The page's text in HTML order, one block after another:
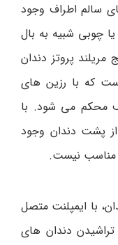
سالم اطراف وجود
چوبی شبیه به بال
پروتز دندان
که با رزین های
محکم می شود. با
پشت دندان وجود
مناسب نیست.
با ایمپلنت متصل
دندان های